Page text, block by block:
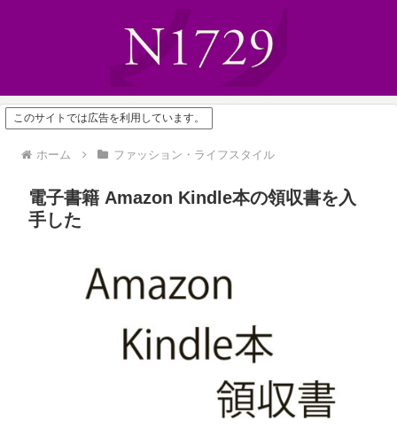
このサイトでは広告を利用しています。
ホーム ファッション・ライフスタイル
電子書籍 Amazon Kindle本の領収書を入
手した